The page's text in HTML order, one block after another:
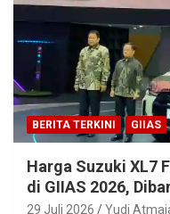
BERITA TERKINI GIIAS
Harga Suzuki XL7
di GIIAS 2026,
29 Juli 2026 Yudi